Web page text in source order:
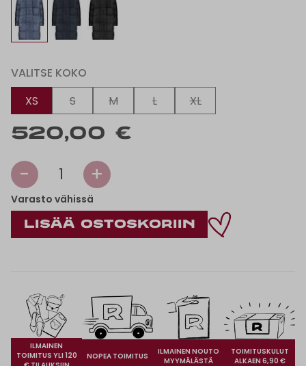
VALITSE KOKO
XS
S M L XL
520,00 €
- 1 +
Varasto vähissä
ILMAINEN
TOIMITUS YLI 120
NOPEA TOIMITUS
ILMAINEN NOUTO
MYYMÄLÄSTÄ
TOIMITUSKULUT
ALKAEN 6,90 €